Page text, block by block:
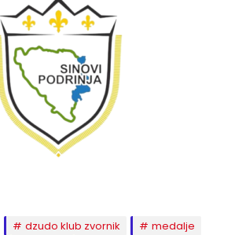
dzudo klub zvornik
medalje